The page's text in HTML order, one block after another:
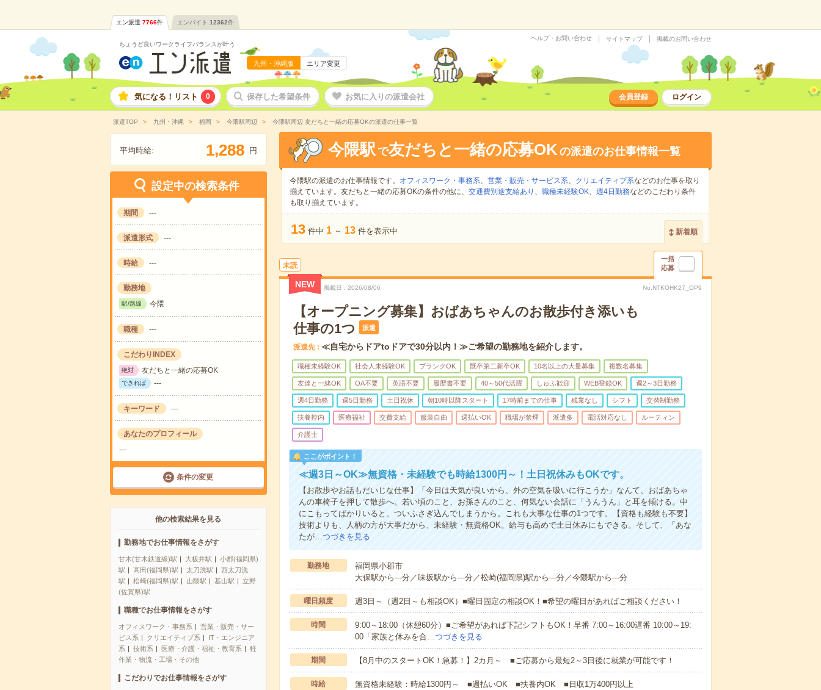
エン派遣 7766件 エンバイト 12362件
ちょうど良いワークライフバランスが叶う
九州・沖縄版 エリア変更
ヘルプ・お問い合わせ サイトマップ 掲載のお問い合わせ
気になる！リスト 0 保存した希望条件 お気に入りの派遣会社 会員登録 ログイン
派遣TOP 九州・沖縄 福岡 今隈駅周辺 今隈駅周辺 友だちと一緒の応募OKの派遣の仕事一覧
平均時給: 1,288 円
設定中の検索条件
期間 ---
派遣形式 ---
時給 ---
勤務地
駅/路線 今隈
職種 ---
こだわりINDEX
絶対 友だちと一緒の応募OK
できれば ---
キーワード ---
あなたのプロフィール
---
条件の変更
他の検索結果を見る
勤務地でお仕事情報をさがす
甘木(甘木鉄道線)駅 大板井駅
小郡(福岡県)
駅
高田(福岡県)駅 太刀洗駅
西太刀洗
駅
松崎(福岡県)駅 山隈駅 基山駅
立野
(佐賀県)駅
職種でお仕事情報をさがす
オフィスワーク・事務系
営業・販売・サー
ビス系
クリエイティブ系
IT・エンジニア
系
技術系 医療・介護・福祉・教育系
軽
作業・物流・工場・その他
こだわりでお仕事情報をさがす
今隈駅 で友だちと一緒の応募OKの派遣のお仕事情報一覧
今隈駅の派遣のお仕事情報です。 オフィスワーク・事務系、 営業・販売・サービス系、 クリエイティブ系などのお仕事を取り
揃えています。友だちと一緒の応募OKの条件の他に、 交通費別途支給あり 、 職種未経験OK、 週4日勤務などのこだわり条件
も取り揃えています。
13 件中 1 ～ 13 件を表示中 新着順
未読
一括
応募
NEW 掲載日 2026/08/06 No.NTKOHK27_OP9
【オープニング募集】おばあちゃんのお散歩付き添いも
仕事の1つ
派遣
派遣先 ≪自宅からドアtoドアで30分以内！≫ご希望の勤務地を紹介します。
職種未経験OK 社会人未経験OK ブランクOK 既卒第二新卒OK 10名以上の大量募集 複数名募集
友達と一緒OK OA不要 英語不要 履歴書不要 40～50代活躍 しゅふ歓迎 WEB登録OK 週2～3日勤務
週4日勤務 週5日勤務 土日祝休 朝10時以降スタート 17時前までの仕事 残業なし シフト 交替制勤務
扶養控内 医療福祉 交費支給 服装自由 週払いOK 職場が禁煙 派遣多 電話対応なし ルーティン
介護士
ここがポイント！
≪週3日～OK≫無資格・未経験でも時給1300円～！土日祝休みもOKです。
【お散歩やお話もだいじな仕事】「今日は天気が良いから、外の空気を吸いに行こうか」なんて、おばあちゃ
んの車椅子を押して散歩へ。若い頃のこと、お孫さんのこと、何気ない会話に「うんうん」と耳を傾ける。中
にこもってばかりいると、ついふさぎ込んでしまうから。これも大事な仕事の1つです。【資格も経験も不要】
技術よりも、人柄の方が大事だから、未経験・無資格OK。給与も高めで土日休みにもできる。そして、「あな
たが…つづきを見る
勤務地
福岡県小郡市
大保駅から---分／味坂駅から---分／松崎(福岡県)駅から---分／今隈駅から---分
曜日頻度 週3日～（週2日～も相談OK）■曜日固定の相談OK！■希望の曜日があればご相談ください！
時間
9:00～18:00（休憩60分）■ご希望があれば下記シフトもOK！早番 7:00～16:00遅番 10:00～19:
00「家族と休みを合…つづきを見る
期間 【8月中のスタートOK！急募！】2カ月～ ■ご応募から最短2～3日後に就業が可能です！
時給 無資格未経験：時給1300円～ ■週払いOK ■扶養内OK ■日収1万400円以上